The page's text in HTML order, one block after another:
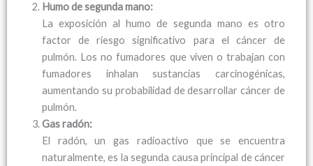
Humo de segunda mano:
La exposición al humo de segunda mano es otro
factor de riesgo significativo para el cáncer de
pulmón. Los no fumadores que viven o trabajan con
fumadores inhalan sustancias carcinogénicas,
aumentando su probabilidad de desarrollar cáncer de
pulmón.
Gas radón:
El radón, un gas radioactivo que se encuentra
naturalmente, es la segunda causa principal de cáncer